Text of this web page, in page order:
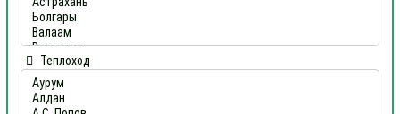
Теплоход